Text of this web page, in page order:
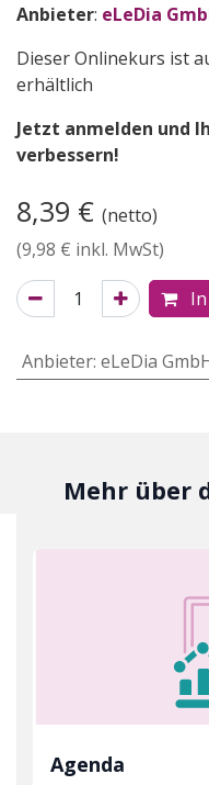
Anbieter: eLeDia
Dieser Onlinekurs ist
erhältlich
Jetzt anmelden und
verbessern!
8,39 € (netto)
(9,98 € inkl. MwSt)
Anbieter: eLeDia
Mehr über
Agenda